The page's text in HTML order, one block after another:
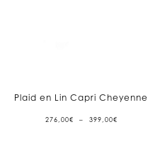
Plaid en Lin Capri Cheyenne
276,00€ – 399,00€PLAGE
DE